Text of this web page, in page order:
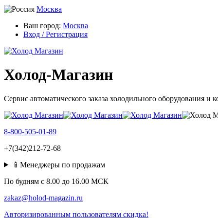
Москва
Ваш город: Москва
Вход / Регистрация
Холод-Магазин
Сервис автоматического заказа холодильного оборудования и
8-800-505-01-89
+7(342)212-72-68
📱Менеджеры по продажам
По будням c 8.00 до 16.00 МСК
zakaz@holod-magazin.ru
Авторизированным пользователям скидка!